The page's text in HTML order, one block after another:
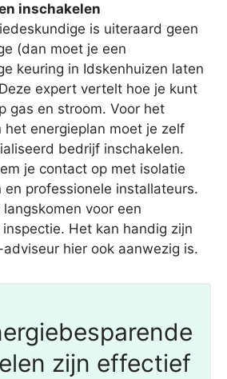
inschakelen
is uiteraard geen
(dan moet je een
keuring in Idskenhuizen laten
expert vertelt hoe je kunt
gas en stroom. Voor het
het energieplan moet je zelf
bedrijf inschakelen.
je contact op met isolatie
en professionele installateurs.
voor een
Het kan handig zijn
hier ook aanwezig is.
zijn effectief